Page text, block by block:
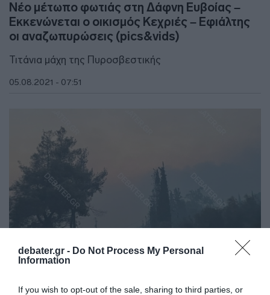
debater.gr - Do Not Process My Personal
Information
If you wish to opt-out of the sale, sharing to third parties, or
Νέο μέτωπο φωτιάς στη Δάφνη Ευβοίας –
Εκκενώνεται ο οικισμός Κεχριές – Εφιάλτης
οι αναζωπυρώσεις (pics&vids)
Τιτάνια μάχη της Πυροσβεστικής
05.08.2021 - 07:51
ΕΛΛΑΔΑ